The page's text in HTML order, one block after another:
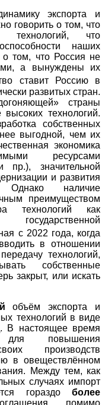
экспорта и
говорить о том, что
технологий, что
наших
том, что Россия не
а вынуждены их
ставит Россию в
развитых стран.
страны
технологий.
собственных
выгодной, чем их
экономика
ресурсами
пр.), значительной
и развития
Однако наличие
преимуществом
технологий как
государственной
с 2022 года, когда
в отношении
технологий,
собственные
закрыт, или искать
объём экспорта и
технологий в виде
В настоящее время
для повышения
производств
в овеществлённом
Между тем, как
случаях импорт
гораздо более
помимо